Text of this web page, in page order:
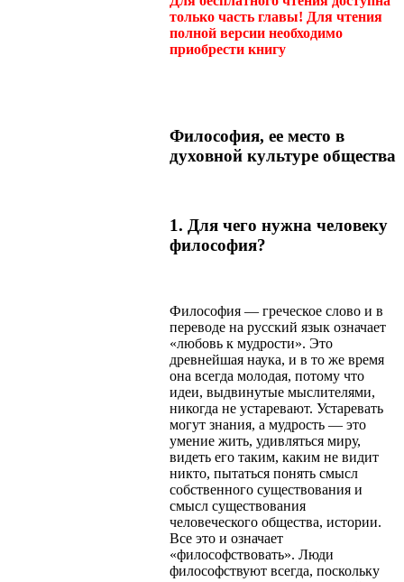
только часть главы! Для чтения
полной версии необходимо
приобрести книгу
Философия, ее место в
духовной культуре общества
1. Для чего нужна человеку
философия?
Философия — греческое слово и в
переводе на русский язык означает
«любовь к мудрости». Это
древнейшая наука, и в то же время
она всегда молодая, потому что
идеи, выдвинутые мыслителями,
никогда не устаревают. Устаревать
могут знания, а мудрость — это
умение жить, удивляться миру,
видеть его таким, каким не видит
никто, пытаться понять смысл
собственного существования и
смысл существования
человеческого общества, истории.
Все это и означает
«философствовать». Люди
философствуют всегда, поскольку